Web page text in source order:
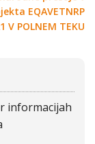
EQAVETNRP
V POLNEM TEKU
informacijah